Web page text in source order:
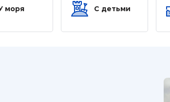
моря С детьми